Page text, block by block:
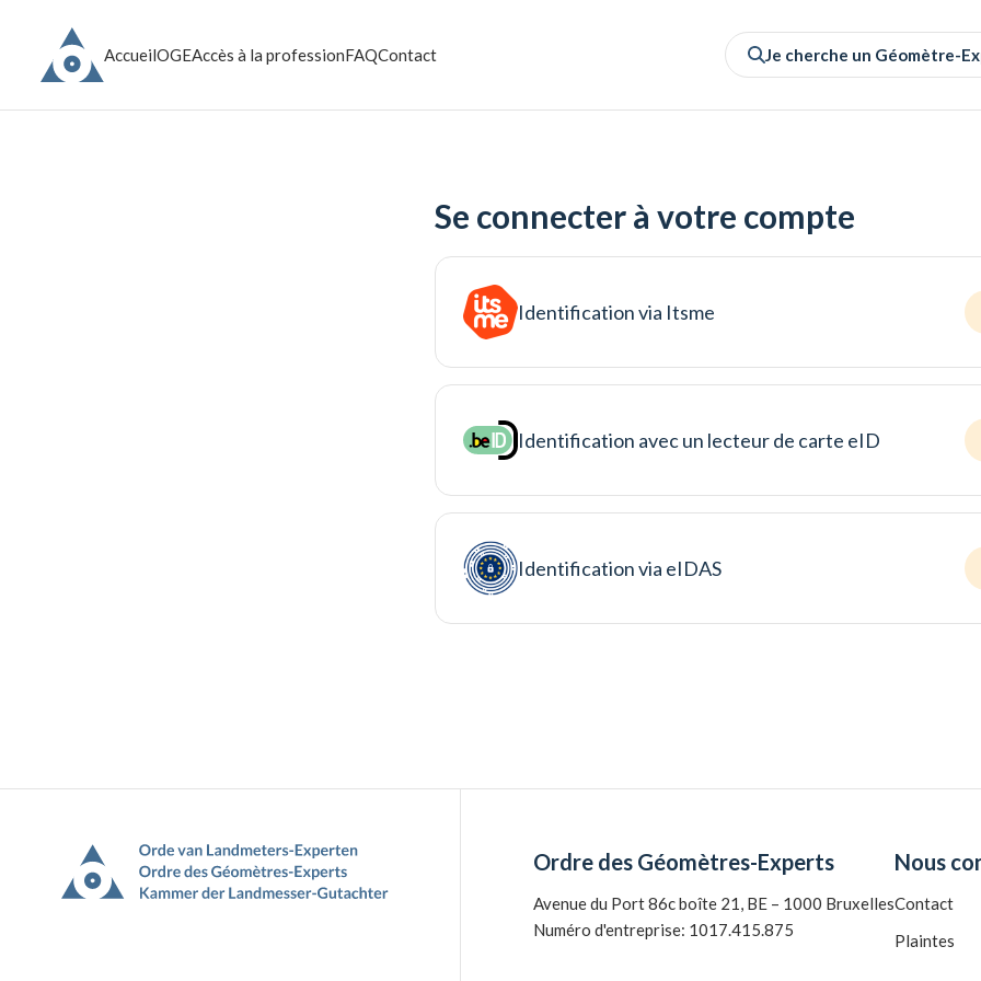
AccueilOGEAccès à la professionFAQContact Je cherche un Géomètre-
Se connecter à votre compte
Identification via Itsme
Identification avec un lecteur de carte eID
Identification via eIDAS
Ordre des Géomètres-Experts
Avenue du Port 86c boîte 21, BE – 1000 Bruxelles
Numéro d'entreprise: 1017.415.875
Nous
Contact
Plaintes